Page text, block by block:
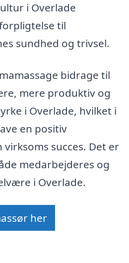
i Overlade
til
sundhed og trivsel.
bidrage til
mere produktiv og
i Overlade, hvilket i
en positiv
succes. Det er
medarbejderes og
i Overlade.
her